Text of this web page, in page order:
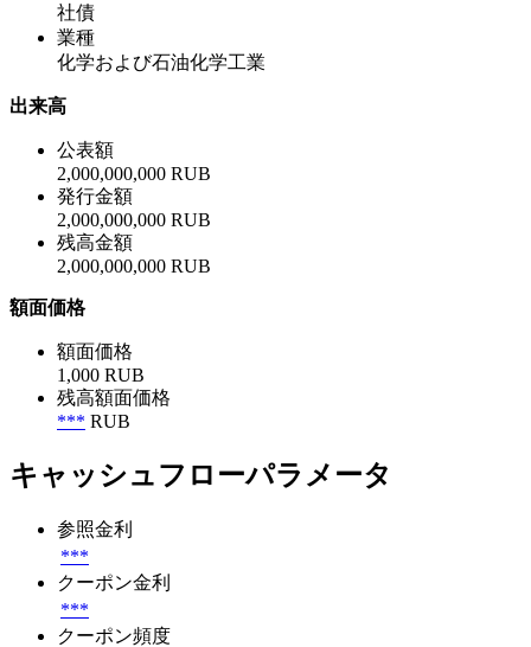
社債
業種
化学および石油化学工業
出来高
公表額
2,000,000,000 RUB
発行金額
2,000,000,000 RUB
残高金額
2,000,000,000 RUB
額面価格
額面価格
1,000 RUB
残高額面価格
*** RUB
キャッシュフローパラメータ
参照金利
***
クーポン金利
***
クーポン頻度